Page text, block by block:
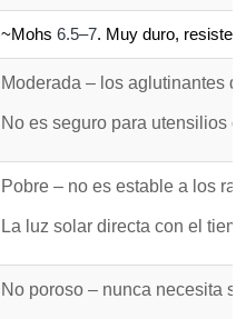
~Mohs 6.5–7. Muy duro, resiste
Moderada – los aglutinantes
No es seguro para utensilios
Pobre – no es estable a los
La luz solar directa con el
No poroso – nunca necesita